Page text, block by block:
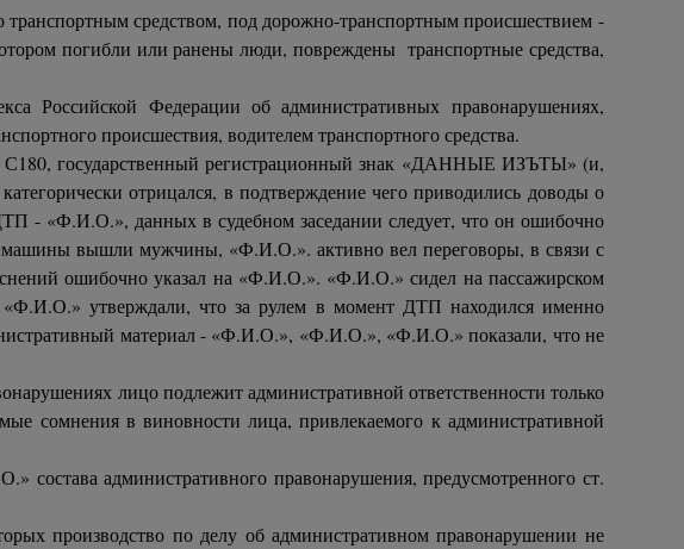
средством, под дорожно-транспортным происшествием -
погибли или ранены люди, повреждены транспортные средства,
Российской Федерации об административных правонарушениях,
происшествия, водителем транспортного средства.
С180, государственный регистрационный знак «ДАННЫЕ ИЗЪТЫ» (и,
отрицался, в подтверждение чего приводились доводы о
- «Ф.И.О.», данных в судебном заседании следует, что он ошибочно
вышли мужчины, «Ф.И.О.». активно вел переговоры, в связи с
ошибочно указал на «Ф.И.О.». «Ф.И.О.» сидел на пассажирском
утверждали, что за рулем в момент ДТП находился именно
материал - «Ф.И.О.», «Ф.И.О.», «Ф.И.О.» показали, что не
лицо подлежит административной ответственности только
сомнения в виновности лица, привлекаемого к административной
состава административного правонарушения, предусмотренного ст.
производство по делу об административном правонарушении не